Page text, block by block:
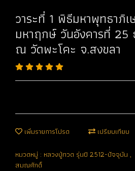
วาระที่ 1 พิธีมหาพุทธาภิ
มหาฤกษ์ วันอังคารที่ 25
ณ วัดพะโคะ จ.สงขลา
เพิ่มรายการโปรด เปรียบเทียบ
หมวดหมู่ : หลวงปู่ทวด รุ่นปี 2512-ปัจจุบัน ,
สมณศักดิ์